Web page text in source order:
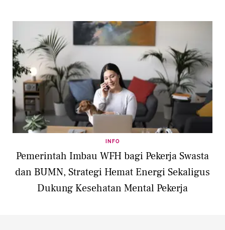
INFO
Pemerintah Imbau WFH bagi Pekerja Swasta
dan BUMN, Strategi Hemat Energi Sekaligus
Dukung Kesehatan Mental Pekerja